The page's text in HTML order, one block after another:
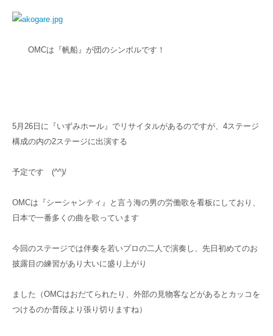
OMCは『帆船』が団のシンボルです！
5月26日に『いずみホール』でリサイタルがあるのですが、4ステージ
構成の内の2ステージに出演する
予定です (^^)/
OMCは『シーシャンティ』と言う海の男の労働歌を看板にしており、
日本で一番多くの曲を歌っています
今回のステージでは伴奏を若いプロの二人で演奏し、先日初めてのお
披露目の練習があり大いに盛り上がり
ました（OMCはおだてられたり、外部の見物客などがあるとカッコを
つけるのか普段より張り切りますね）